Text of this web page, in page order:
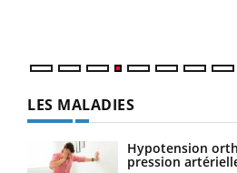
LES MALADIES
Hypotension
pression